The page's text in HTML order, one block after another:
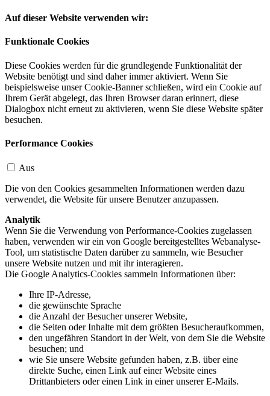
Auf dieser Website verwenden wir:
Funktionale Cookies
Diese Cookies werden für die grundlegende Funktionalität der
Website benötigt und sind daher immer aktiviert. Wenn Sie
beispielsweise unser Cookie-Banner schließen, wird ein Cookie auf
Ihrem Gerät abgelegt, das Ihren Browser daran erinnert, diese
Dialogbox nicht erneut zu aktivieren, wenn Sie diese Website später
besuchen.
Performance Cookies
Aus
Die von den Cookies gesammelten Informationen werden dazu
verwendet, die Website für unsere Benutzer anzupassen.
Analytik
Wenn Sie die Verwendung von Performance-Cookies zugelassen
haben, verwenden wir ein von Google bereitgestelltes Webanalyse-
Tool, um statistische Daten darüber zu sammeln, wie Besucher
unsere Website nutzen und mit ihr interagieren.
Die Google Analytics-Cookies sammeln Informationen über:
Ihre IP-Adresse,
die gewünschte Sprache
die Anzahl der Besucher unserer Website,
die Seiten oder Inhalte mit dem größten Besucheraufkommen,
den ungefähren Standort in der Welt, von dem Sie die Website
besuchen; und
wie Sie unsere Website gefunden haben, z.B. über eine
direkte Suche, einen Link auf einer Website eines
Drittanbieters oder einen Link in einer unserer E-Mails.